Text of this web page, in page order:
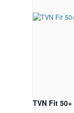
TVN Fit 50+